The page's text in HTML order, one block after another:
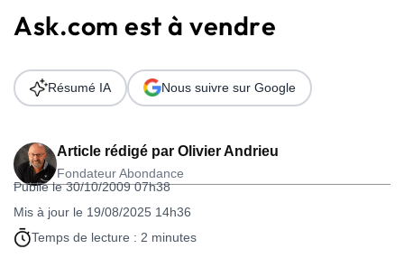
Solutions
Ressources
Audit SEO
Ask.com est à vendre
Article rédigé par Olivier Andrieu
Fondateur Abondance
Publié le 30/10/2009 07h38
Mis à jour le 19/08/2025 14h36
Temps de lecture : 2 minutes
Résumé IA Nous suivre sur Google